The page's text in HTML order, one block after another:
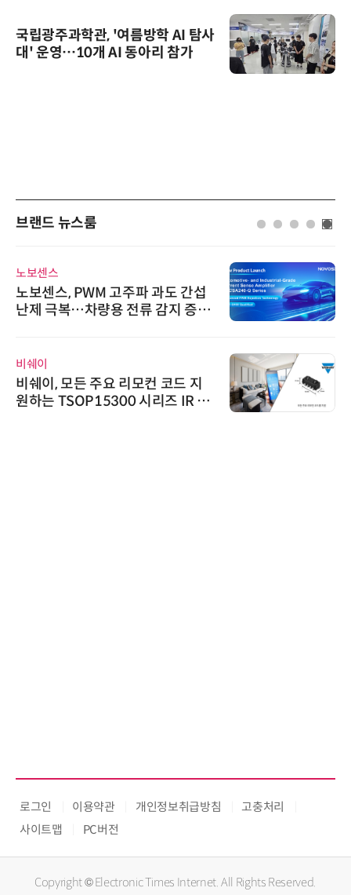
국립광주과학관, '여름방학 AI 탐사
대' 운영…10개 AI 동아리 참가
브랜드 뉴스룸
노보센스
노보센스, PWM 고주파 과도 간섭
난제 극복…차량용 전류 감지 증폭
비쉐이
비쉐이, 모든 주요 리모컨 코드 지
원하는 TSOP15300 시리즈 IR 수
로그인 이용약관 개인정보취급방침
고충처리
사이트맵
PC버전
Copyright © Electronic Times Internet. All Rights Reserved.